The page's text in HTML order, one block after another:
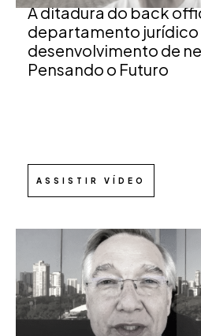
A ditadura do back
departamento jurídico
desenvolvimento de
Pensando o Futuro
ASSISTIR VÍDEO